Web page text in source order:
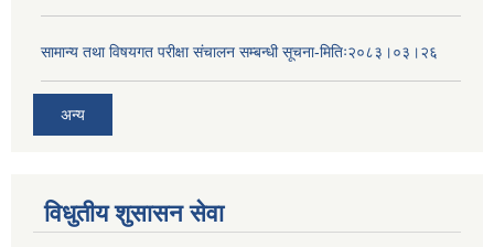
सामान्य तथा विषयगत परीक्षा संचालन सम्बन्धी सूचना-मितिः२०८३।०३।२६
अन्य
विधुतीय शुसासन सेवा